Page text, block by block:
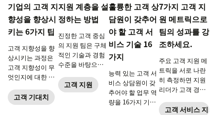
기업의 고객 지
향성을 향상시
키는 6가지 팁
고객 지향성을 향
상시키는 과정은
고객 지향성이 무
엇인지에 대한 이
효율적인 고객 지
향 전략을 구축하
고객 기대치
지원 계층을 설
정하는 방법
진정한 고객 중심
의 지원 팀은 구체
적인 기술과 경험
수준을 바탕으로
구성됩니다.
고객 지원
훌륭한 고객 상
담원이 갖추어
야 할 고객 서
비스 기술 16
가지
능력 있는 고객 서
비스 상담원이 갖
추어야 할 업무 역
량을 16가지 기술
7가지 고객 지
원 메트릭으로
팀의 성과를 강
조하세요.
주요 고객 지원 메
트릭을 서로 나란
히 측정하면 지원
리더가 고객 경험
인할 수 있습니다.
고객 서비스 지표